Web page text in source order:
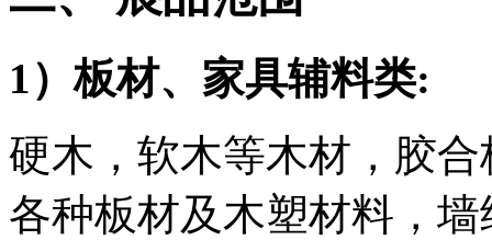
1）板材、家具辅料类:
硬木，软木等木材，胶
各种板材及木塑材料，